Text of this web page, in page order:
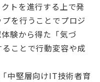
トを進行する上で発
を行うことでプロジ
験から得た「気づ
ことで行動変容や成
中堅層向けIT技術者育